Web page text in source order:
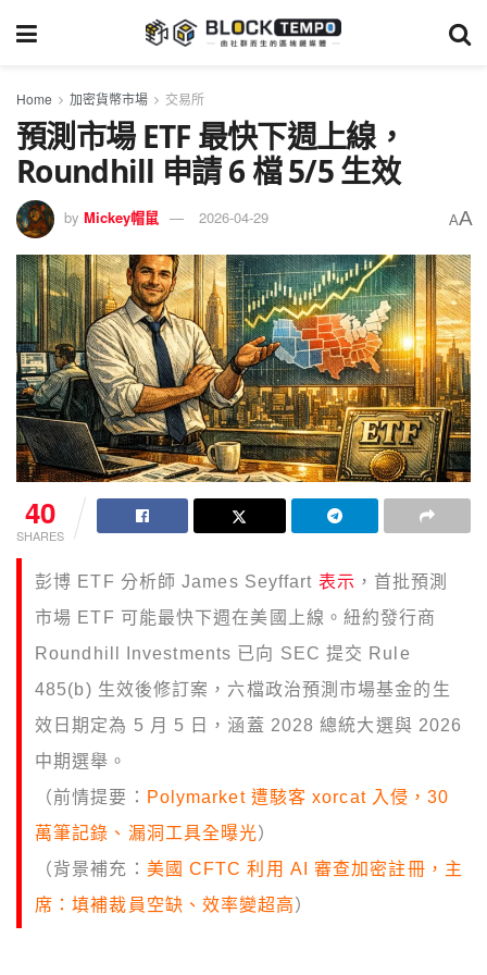
Home 加密貨幣市場 交易所
預測市場 ETF 最快下週上線，
Roundhill 申請 6 檔 5/5 生效
by Mickey帽鼠 2026-04-29 AA
40
SHARES
彭博 ETF 分析師 James Seyffart 表示 ，首批預測
市場 ETF 可能最快下週在美國上線。紐約發行商
Roundhill Investments 已向 SEC 提交 Rule
485(b) 生效後修訂案，六檔政治預測市場基金的生
效日期定為 5 月 5 日，涵蓋 2028 總統大選與 2026
中期選舉。
（前情提要： Polymarket 遭駭客 xorcat 入侵，30
萬筆記錄、漏洞工具全曝光）
（背景補充： 美國 CFTC 利用 AI 審查加密註冊，主
席：填補裁員空缺、效率變超高）